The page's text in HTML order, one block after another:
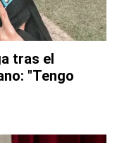
tras el
"Tengo